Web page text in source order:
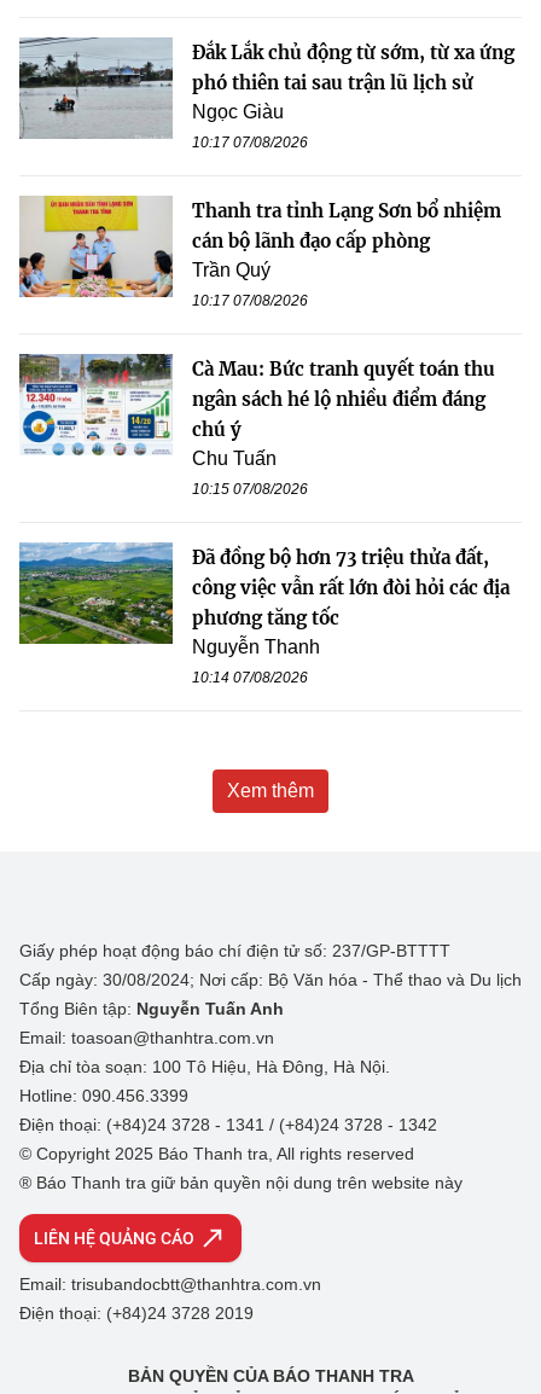
Đắk Lắk chủ động từ sớm, từ xa ứng
phó thiên tai sau trận lũ lịch sử
Ngọc Giàu
10:17 07/08/2026
Thanh tra tỉnh Lạng Sơn bổ nhiệm
cán bộ lãnh đạo cấp phòng
Trần Quý
10:17 07/08/2026
Cà Mau: Bức tranh quyết toán thu
ngân sách hé lộ nhiều điểm đáng
chú ý
Chu Tuấn
10:15 07/08/2026
Đã đồng bộ hơn 73 triệu thửa đất,
công việc vẫn rất lớn đòi hỏi các địa
phương tăng tốc
Nguyễn Thanh
10:14 07/08/2026
Xem thêm
Giấy phép hoạt động báo chí điện tử số: 237/GP-BTTTT
Cấp ngày: 30/08/2024; Nơi cấp: Bộ Văn hóa - Thể thao và Du lịch
Tổng Biên tập: Nguyễn Tuấn Anh
Email: toasoan@thanhtra.com.vn
Địa chỉ tòa soạn: 100 Tô Hiệu, Hà Đông, Hà Nội.
Hotline: 090.456.3399
Điện thoại: (+84)24 3728 - 1341 / (+84)24 3728 - 1342
© Copyright 2025 Báo Thanh tra, All rights reserved
® Báo Thanh tra giữ bản quyền nội dung trên website này
LIÊN HỆ QUẢNG CÁO
Email: trisubandocbtt@thanhtra.com.vn
Điện thoại: (+84)24 3728 2019
BẢN QUYỀN CỦA BÁO THANH TRA